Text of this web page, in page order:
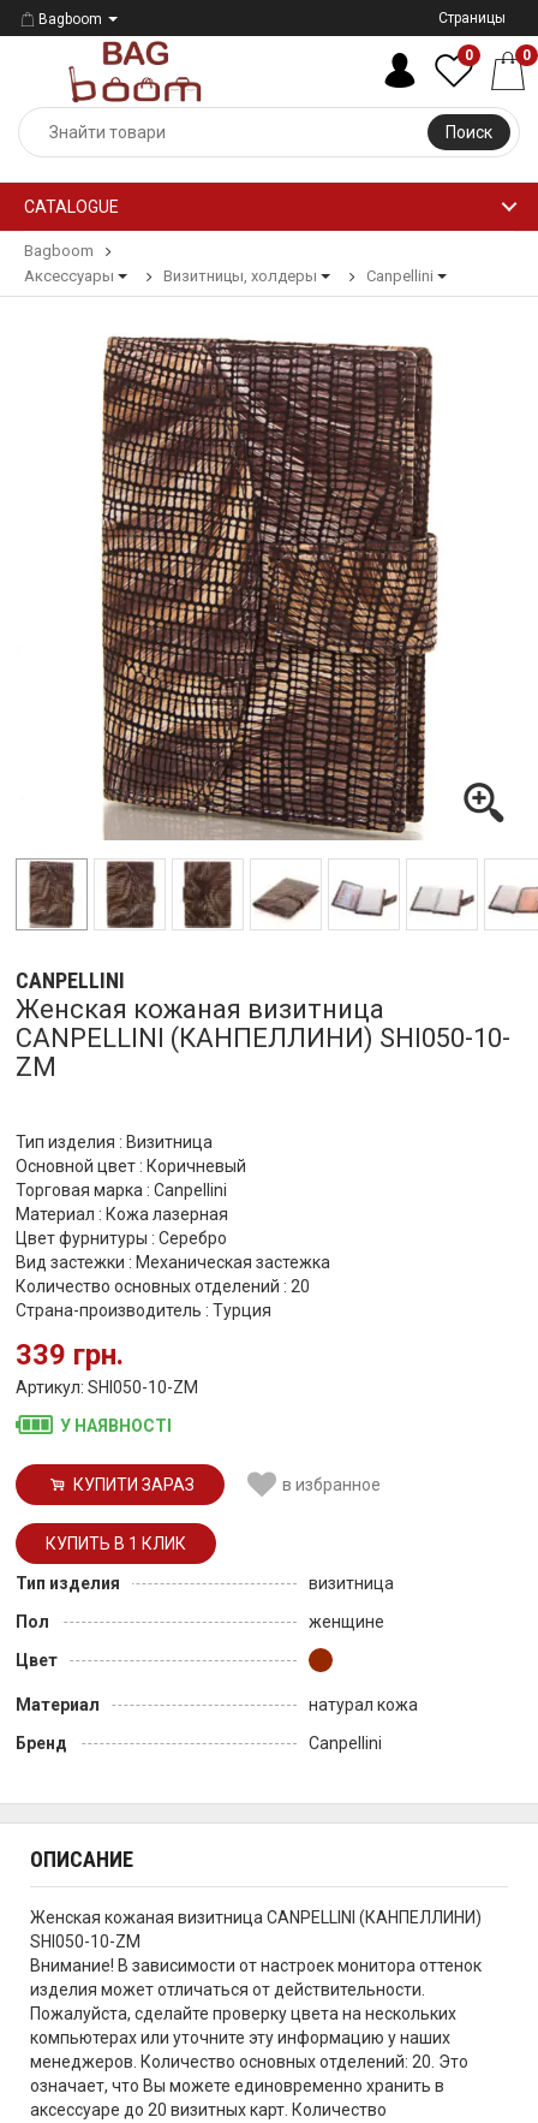
Bagboom Страницы
Поиск
0 0
CATALOGUE
Bagboom
Аксессуары
Визитницы, холдеры Canpellini
CANPELLINI
Женская кожаная визитница
CANPELLINI (КАНПЕЛЛИНИ) SHI050-10-
ZM
Тип изделия : Визитница
Основной цвет : Коричневый
Торговая марка : Canpellini
Материал : Кожа лазерная
Цвет фурнитуры : Серебро
Вид застежки : Механическая застежка
Количество основных отделений : 20
Страна-производитель : Турция
339 грн.
Артикул: SHI050-10-ZM
У НАЯВНОСТІ
КУПИТИ ЗАРАЗ в избранное
Тип изделия
визитница
Пол
женщине
Цвет
Материал
натурал кожа
Бренд
Canpellini
ОПИСАНИЕ
Женская кожаная визитница CANPELLINI (КАНПЕЛЛИНИ)
SHI050-10-ZM
Внимание! В зависимости от настроек монитора оттенок
изделия может отличаться от действительности.
Пожалуйста, сделайте проверку цвета на нескольких
компьютерах или уточните эту информацию у наших
менеджеров. Количество основных отделений: 20. Это
означает, что Вы можете единовременно хранить в
аксессуаре до 20 визитных карт. Количество